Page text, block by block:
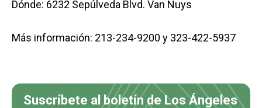
Dónde: 6232 Sepúlveda Blvd. Van Nuys
Más información: 213-234-9200 y 323-422-5937
Suscríbete al boletín de Los Ángeles